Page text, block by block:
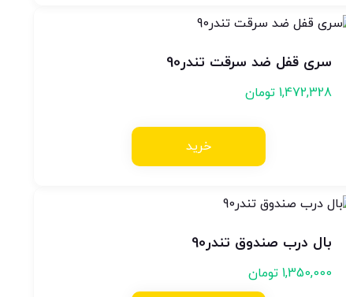
سری قفل ضد سرقت تندر90
1,472,328 تومان
خرید
بال درب صندوق تندر90
1,350,000 تومان